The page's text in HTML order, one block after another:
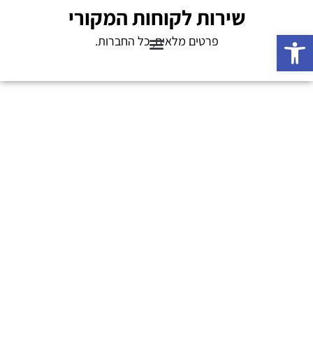
פתח סרגל נגישות
שירות לקוחות המקורי
פרטים מלאים, כל החברות.